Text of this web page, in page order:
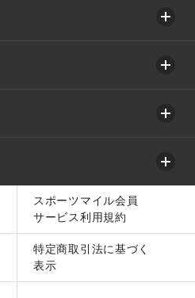
スポーツマイル会員
サービス利用規約
特定商取引法に基づく
表示